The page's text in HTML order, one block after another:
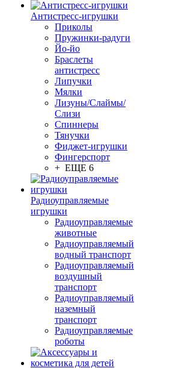
Антистресс-игрушки
Приколы
Пружинки-радуги
Йо-йо
Браслеты
антистресс
Липучки
Мялки
Лизуны/Слаймы/
Слизи
Спиннеры
Тянучки
Фиджет-игрушки
Фингерспорт
+ ЕЩЕ 6
Радиоуправляемые
игрушки
Радиоуправляемые
животные
Радиоуправляемый
водный транспорт
Радиоуправляемый
воздушный
транспорт
Радиоуправляемый
наземный
транспорт
Радиоуправляемые
роботы